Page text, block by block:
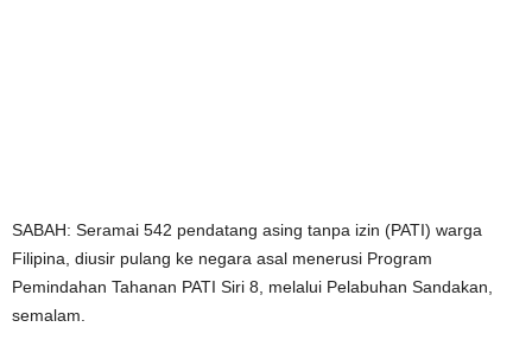
SABAH: Seramai 542 pendatang asing tanpa izin (PATI) warga
Filipina, diusir pulang ke negara asal menerusi Program
Pemindahan Tahanan PATI Siri 8, melalui Pelabuhan Sandakan,
semalam.